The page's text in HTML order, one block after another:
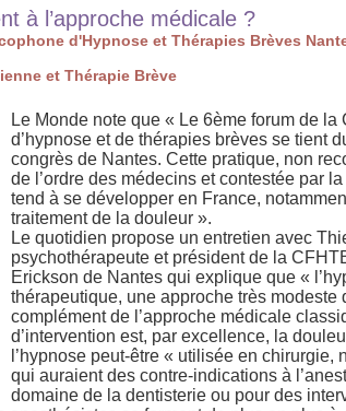
à l’approche médicale ?
d'Hypnose et Thérapies Brèves
et Thérapie Brève
Le Monde note que « Le 6ème forum de
d’hypnose et de thérapies brèves se tient
congrès de Nantes. Cette pratique, non
de l’ordre des médecins et contestée par
tend à se développer en France,
traitement de la douleur ».
Le quotidien propose un entretien avec
psychothérapeute et président de la
Erickson de Nantes qui explique que «
thérapeutique, une approche très modeste
complément de l’approche médicale
d’intervention est, par excellence, la
l’hypnose peut-être « utilisée en
qui auraient des contre-indications à
domaine de la dentisterie ou pour des